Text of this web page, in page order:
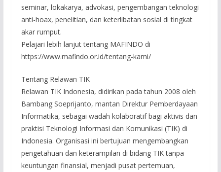
seminar, lokakarya, advokasi, pengembangan teknologi
anti-hoax, penelitian, dan keterlibatan sosial di tingkat
akar rumput.
Pelajari lebih lanjut tentang MAFINDO di
https://www.mafindo.or.id/tentang-kami/
Tentang Relawan TIK
Relawan TIK Indonesia, didirikan pada tahun 2008 oleh
Bambang Soeprijanto, mantan Direktur Pemberdayaan
Informatika, sebagai wadah kolaboratif bagi aktivis dan
praktisi Teknologi Informasi dan Komunikasi (TIK) di
Indonesia. Organisasi ini bertujuan mengembangkan
pengetahuan dan keterampilan di bidang TIK tanpa
keuntungan finansial, menjadi pusat pertemuan,